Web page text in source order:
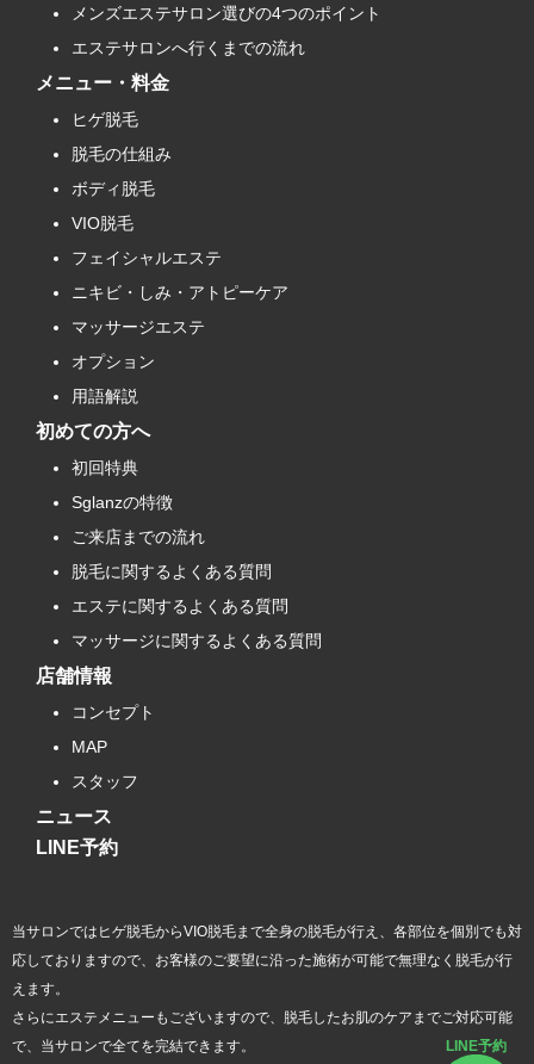
LINE予約
メンズエステサロン選びの4つのポイント
エステサロンへ行くまでの流れ
メニュー・料金
ヒゲ脱毛
脱毛の仕組み
ボディ脱毛
VIO脱毛
フェイシャルエステ
ニキビ・しみ・アトピーケア
マッサージエステ
オプション
用語解説
初めての方へ
初回特典
Sglanzの特徴
ご来店までの流れ
脱毛に関するよくある質問
エステに関するよくある質問
マッサージに関するよくある質問
店舗情報
コンセプト
MAP
スタッフ
ニュース
LINE予約
当サロンではヒゲ脱毛からVIO脱毛まで全身の脱毛が行え、各部位を個別でも対
応しておりますので、お客様のご要望に沿った施術が可能で無理なく脱毛が行
えます。
さらにエステメニューもございますので、脱毛したお肌のケアまでご対応可能
で、当サロンで全てを完結できます。